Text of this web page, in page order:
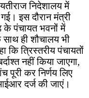
निदेशालय में
इस दौरान मंत्री
के पंचायत भवनों में
ही शौचालय भी
कि त्रिस्तरीय पंचायतों
नहीं किया जाएगा,
कर निर्णय लिए
दर्ज की जाएं।